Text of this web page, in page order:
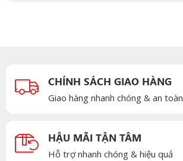
CHÍNH SÁCH GIAO HÀNG
Giao hàng nhanh chóng & an toàn
HẬU MÃI TẬN TÂM
Hỗ trợ nhanh chóng & hiệu quả